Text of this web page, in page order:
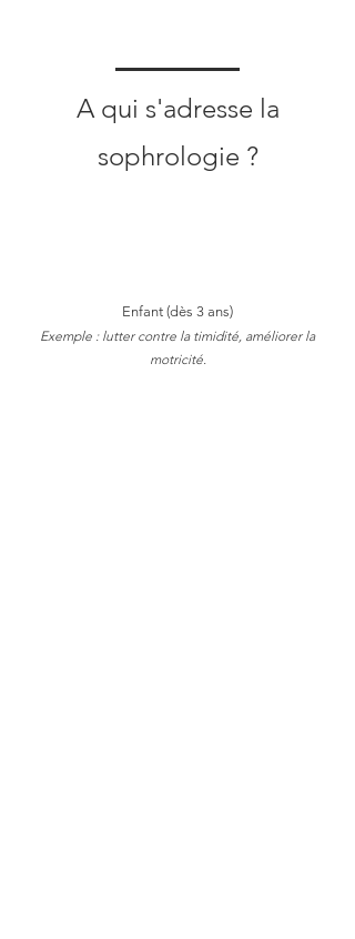
A qui s'adresse la
sophrologie ?
Enfant (dès 3 ans)
Exemple : lutter contre la timidité, améliorer la
motricité.